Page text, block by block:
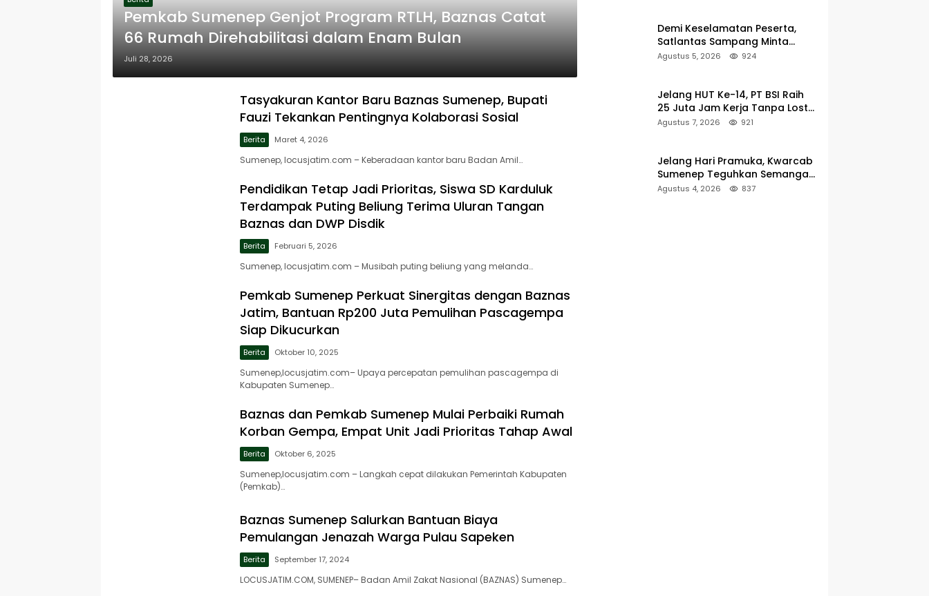
Pemkab Sumenep Genjot Program RTLH, Baznas Catat
66 Rumah Direhabilitasi dalam Enam Bulan
Juli 28, 2026
Tasyakuran Kantor Baru Baznas Sumenep, Bupati
Fauzi Tekankan Pentingnya Kolaborasi Sosial
Berita Maret 4, 2026
Sumenep, locusjatim.com – Keberadaan kantor baru Badan Amil…
Pendidikan Tetap Jadi Prioritas, Siswa SD Karduluk
Terdampak Puting Beliung Terima Uluran Tangan
Baznas dan DWP Disdik
Berita Februari 5, 2026
Sumenep, locusjatim.com – Musibah puting beliung yang melanda…
Pemkab Sumenep Perkuat Sinergitas dengan Baznas
Jatim, Bantuan Rp200 Juta Pemulihan Pascagempa
Siap Dikucurkan
Berita Oktober 10, 2025
Sumenep,locusjatim.com– Upaya percepatan pemulihan pascagempa di
Kabupaten Sumenep…
Baznas dan Pemkab Sumenep Mulai Perbaiki Rumah
Korban Gempa, Empat Unit Jadi Prioritas Tahap Awal
Berita Oktober 6, 2025
Sumenep,locusjatim.com – Langkah cepat dilakukan Pemerintah Kabupaten
(Pemkab)…
Baznas Sumenep Salurkan Bantuan Biaya
Pemulangan Jenazah Warga Pulau Sapeken
Berita September 17, 2024
LOCUSJATIM.COM, SUMENEP– Badan Amil Zakat Nasional (BAZNAS) Sumenep…
Demi Keselamatan Peserta,
Satlantas Sampang Minta
Latihan Gerak Jalan Pindah ke
Agustus 5, 2026 924
Jelang HUT Ke-14, PT BSI Raih
25 Juta Jam Kerja Tanpa Lost-
Time Injury
Agustus 7, 2026 921
Jelang Hari Pramuka, Kwarcab
Sumenep Teguhkan Semangat
Pengabdian Lewat Ziarah
Agustus 4, 2026 837